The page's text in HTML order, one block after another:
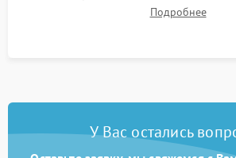
штатного слива и абсолютной
Подробнее
У Вас остались